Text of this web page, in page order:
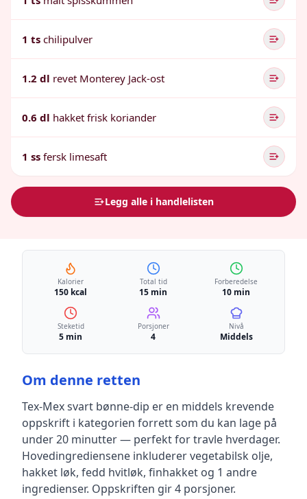
1 ts chilipulver
1.2 dl revet Monterey Jack-ost
0.6 dl hakket frisk koriander
1 ss fersk limesaft
Legg alle i handlelisten
Kalorier
150 kcal
Total tid
15 min
Forberedelse
10 min
Steketid
5 min
Porsjoner
4
Nivå
Middels
Om denne retten
Tex-Mex svart bønne-dip er en middels krevende
oppskrift i kategorien forrettsom du kan lage på
under 20 minutter — perfekt for travle hverdager.
Hovedingrediensene inkluderervegetabilsk olje,
hakket løk, fedd hvitløk, finhakket og 1 andre
ingredienser. Oppskriften gir4 porsjoner.